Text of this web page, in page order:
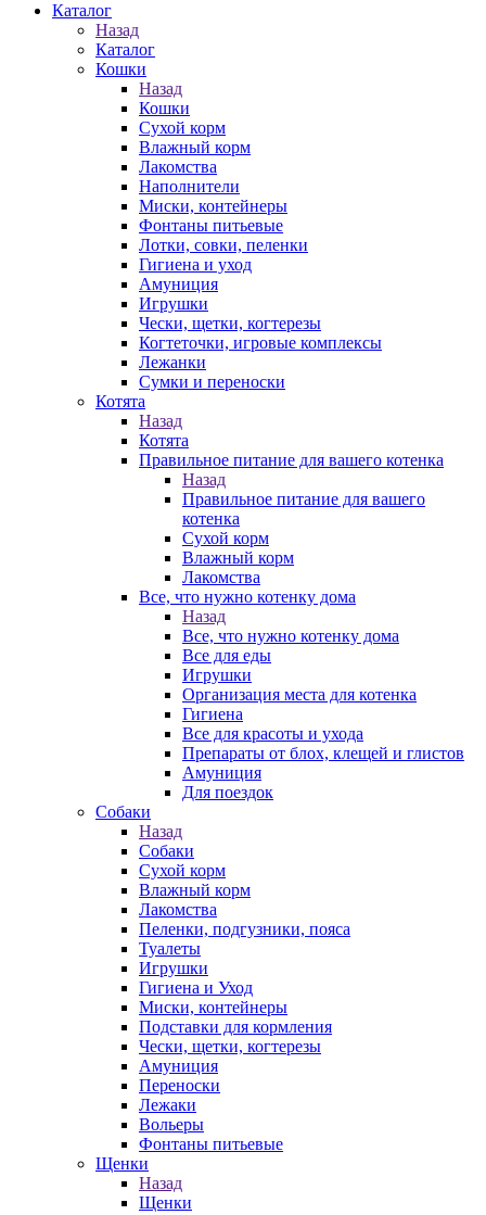
Каталог
Назад
Каталог
Кошки
Назад
Кошки
Сухой корм
Влажный корм
Лакомства
Наполнители
Миски, контейнеры
Фонтаны питьевые
Лотки, совки, пеленки
Гигиена и уход
Амуниция
Игрушки
Чески, щетки, когтерезы
Когтеточки, игровые комплексы
Лежанки
Сумки и переноски
Котята
Назад
Котята
Правильное питание для вашего котенка
Назад
Правильное питание для вашего
котенка
Сухой корм
Влажный корм
Лакомства
Все, что нужно котенку дома
Назад
Все, что нужно котенку дома
Все для еды
Игрушки
Организация места для котенка
Гигиена
Все для красоты и ухода
Препараты от блох, клещей и глистов
Амуниция
Для поездок
Собаки
Назад
Собаки
Сухой корм
Влажный корм
Лакомства
Пеленки, подгузники, пояса
Туалеты
Игрушки
Гигиена и Уход
Миски, контейнеры
Подставки для кормления
Чески, щетки, когтерезы
Амуниция
Переноски
Лежаки
Вольеры
Фонтаны питьевые
Щенки
Назад
Щенки